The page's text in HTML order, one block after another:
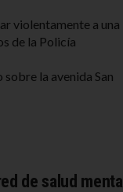
violentamente a una
de la Policía
la avenida San
de salud mental